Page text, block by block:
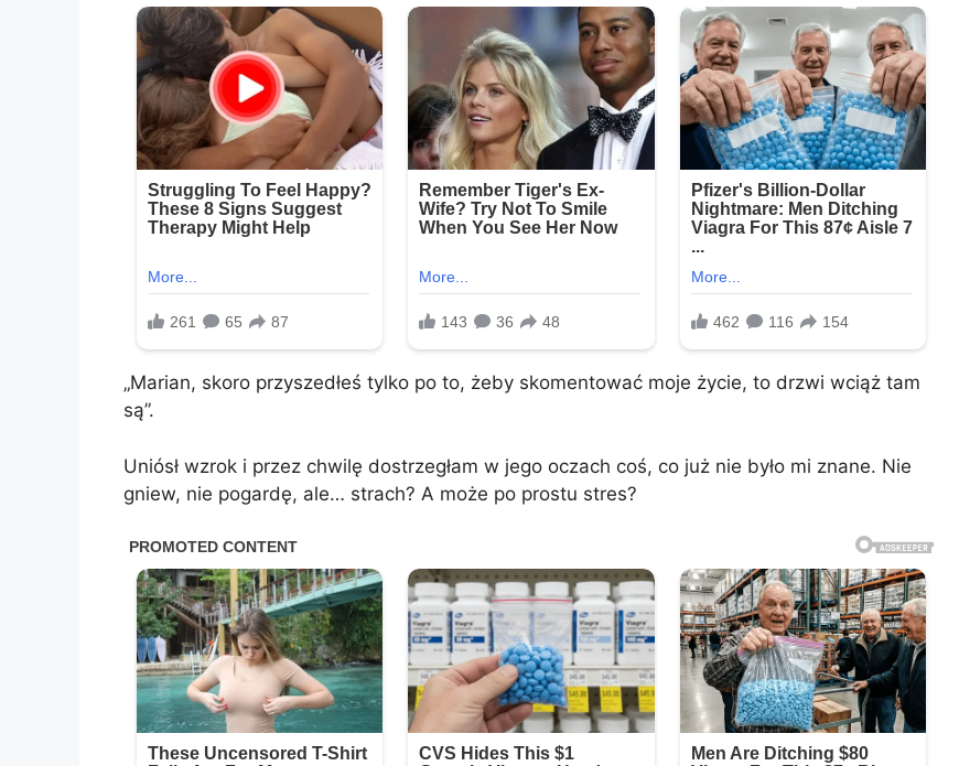
„Marian, skoro przyszedłeś tylko po to, żeby skomentować moje życie, to drzwi wciąż tam
są”.
Uniósł wzrok i przez chwilę dostrzegłam w jego oczach coś, co już nie było mi znane. Nie
gniew, nie pogardę, ale… strach? A może po prostu stres?